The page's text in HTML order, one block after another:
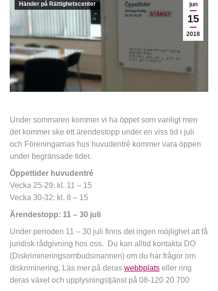
jun
15
2018
Händer på Rättighetscenter
Under sommaren kommer vi ha öppet som vanligt men
det kommer ske ett ärendestopp under en viss tid i juli
och Föreningarnas hus huvudentré kommer vara öppen
under begränsade tider.
Öppettider huvudentré
Vecka 25-29: kl. 11 – 15
Vecka 30-32: kl. 8 – 15
Ärendestopp: 11 – 30 juli
Under perioden 11 – 30 juli finns det ingen möjlighet att få
juridisk rådgivning hos oss. Du kan alltid kontakta DO
(Diskrimineringsombudsmannen) om du har frågor om
diskriminering. Läs mer på deras webbplats eller ring
deras växel och upplysningstjänst på 08-120 20 700